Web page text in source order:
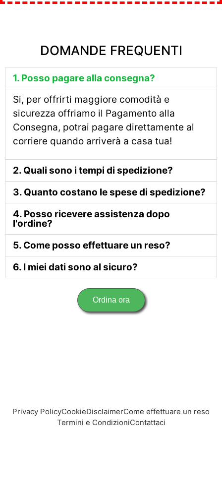
DOMANDE FREQUENTI
1. Posso pagare alla consegna?
Si, per offrirti maggiore comodità e
sicurezza offriamo il Pagamento alla
Consegna, potrai pagare direttamente al
corriere quando arriverà a casa tua!
2. Quali sono i tempi di spedizione?
3. Quanto costano le spese di spedizione?
4. Posso ricevere assistenza dopo
l'ordine?
5. Come posso effettuare un reso?
6. I miei dati sono al sicuro?
Ordina ora
Privacy PolicyCookieDisclaimerCome effettuare un reso
Termini e CondizioniContattaci